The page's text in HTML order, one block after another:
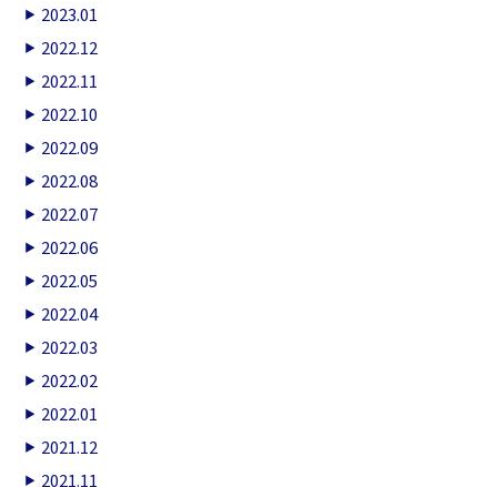
2023.01
2022.12
2022.11
2022.10
2022.09
2022.08
2022.07
2022.06
2022.05
2022.04
2022.03
2022.02
2022.01
2021.12
2021.11